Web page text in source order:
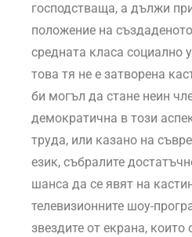
господстваща, а дължи
положение на
средната класа социално
това тя не е затворена
би могъл да стане неин
демократична в този
труда, или казано на
език, събралите
шанса да се явят на
телевизионните шоу-
звездите от екрана, които